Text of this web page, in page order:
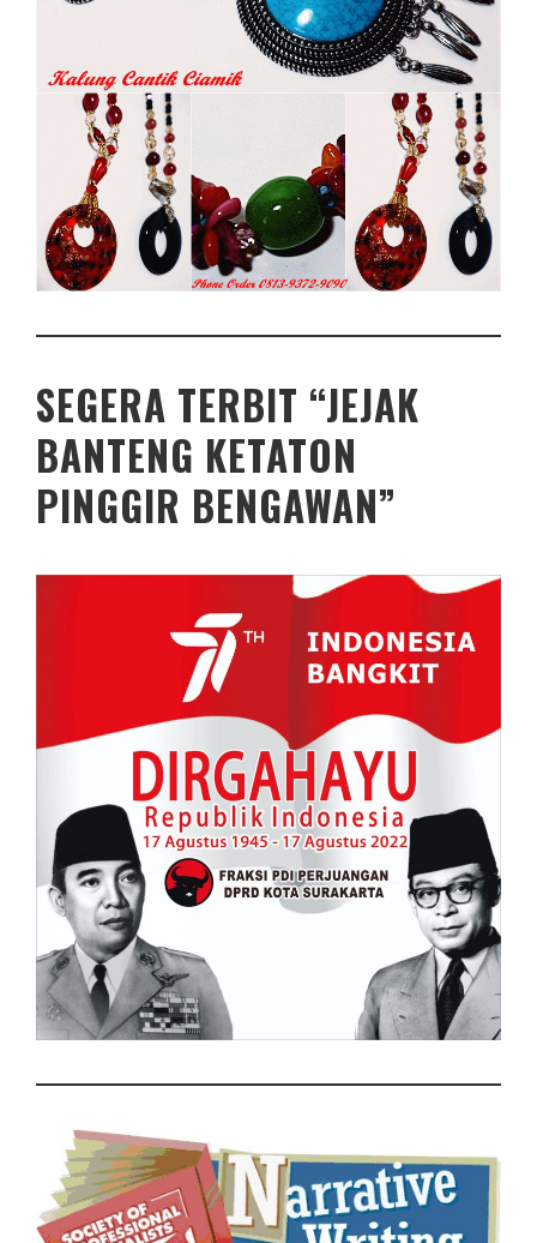
SEGERA TERBIT “JEJAK
BANTENG KETATON
PINGGIR BENGAWAN”